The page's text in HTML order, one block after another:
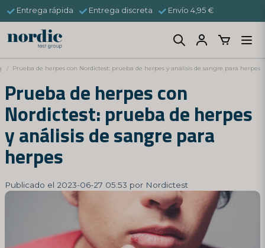
Entrega rápida Entrega discreta Envío 4,95 €
Prueba de herpes con Nordictest: prueba de herpes y análisis de sangre para herpes
Prueba de herpes con
Nordictest: prueba de herpes
y análisis de sangre para
herpes
Publicado el 2023-06-27 05:53 por Nordictest